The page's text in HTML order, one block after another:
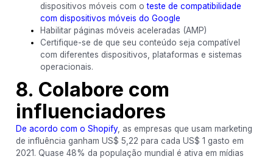
dispositivos móveis com oteste de compatibilidade
com dispositivos móveis do Google
Habilitar páginas móveis aceleradas (AMP)
Certifique-se de que seu conteúdo seja compatível
com diferentes dispositivos, plataformas e sistemas
operacionais.
8. Colabore com
influenciadores
De acordo com o Shopify, as empresas que usam marketing
de influência ganham US$ 5,22 para cada US$ 1 gasto em
2021. Quase 48% da população mundial é ativa em mídias